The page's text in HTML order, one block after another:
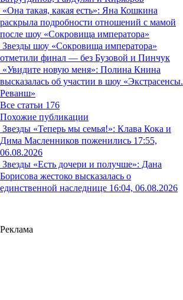
«Она такая, какая есть»: Яна Кошкина
раскрыла подробности отношений с мамой
после шоу «Сокровища императора»
Звезды шоу «Сокровища императора»
отметили финал — без Бузовой и Пинчук
«Увидите новую меня»: Полина Книна
высказалась об участии в шоу «Экстрасенсы.
Реванш»
Все статьи 176
Похожие публикации
Звезды «Теперь мы семья!»: Клава Кока и
Дима Масленников поженились 17:55,
06.08.2026
Звезды «Есть дочери и получше»: Дана
Борисова жестоко высказалась о
единственной наследнице 16:04, 06.08.2026
Реклама